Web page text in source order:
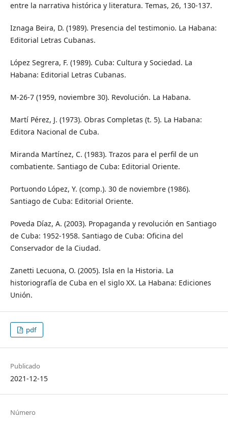
entre la narrativa histórica y literatura. Temas, 26, 130-137.
Iznaga Beira, D. (1989). Presencia del testimonio. La Habana:
Editorial Letras Cubanas.
López Segrera, F. (1989). Cuba: Cultura y Sociedad. La
Habana: Editorial Letras Cubanas.
M-26-7 (1959, noviembre 30). Revolución. La Habana.
Martí Pérez, J. (1973). Obras Completas (t. 5). La Habana:
Editora Nacional de Cuba.
Miranda Martínez, C. (1983). Trazos para el perfil de un
combatiente. Santiago de Cuba: Editorial Oriente.
Portuondo López, Y. (comp.). 30 de noviembre (1986).
Santiago de Cuba: Editorial Oriente.
Poveda Díaz, A. (2003). Propaganda y revolución en Santiago
de Cuba: 1952-1958. Santiago de Cuba: Oficina del
Conservador de la Ciudad.
Zanetti Lecuona, O. (2005). Isla en la Historia. La
historiografía de Cuba en el siglo XX. La Habana: Ediciones
Unión.
pdf
Publicado
2021-12-15
Número